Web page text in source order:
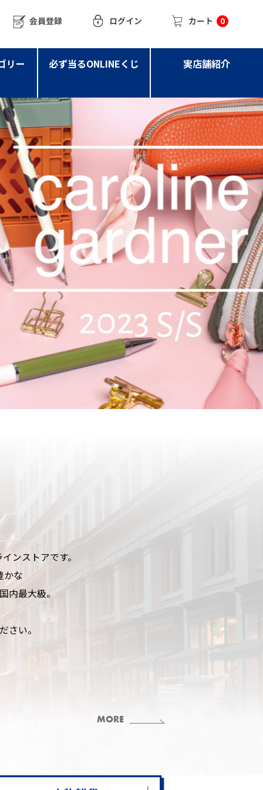
会員登録 ログイン カート 0
リー 必ず当るONLINEくじ 実店舗紹介
ンストアです。
かな
内最大級。
さい。
MORE